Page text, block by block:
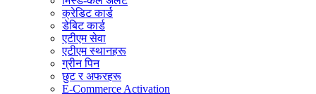
क्रेडिट कार्ड
डेबिट कार्ड
एटीएम सेवा
एटीएम स्थानहरू
ग्रीन पिन
छुट र अफरहरू
E-Commerce Activation